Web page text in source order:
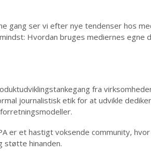
gang ser vi efter nye tendenser hos
Hvordan bruges mediernes egne
fra
journalistisk etik for at udvikle
er et hastigt voksende community,
støtte hinanden.